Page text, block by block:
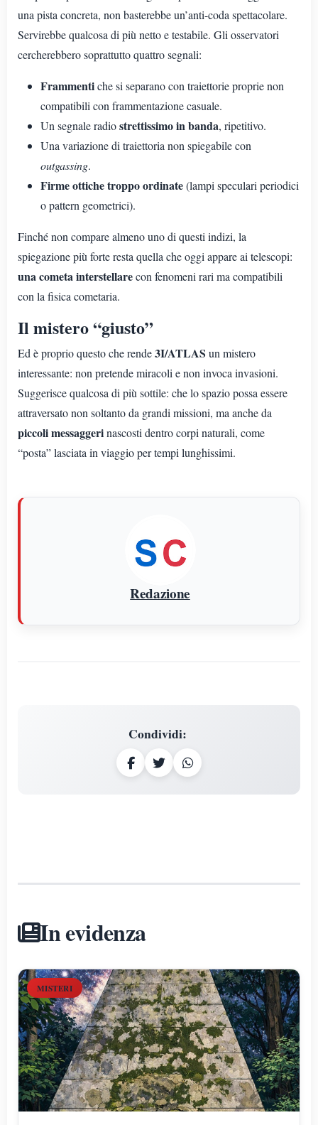
una pista concreta, non basterebbe un’anti-coda spettacolare.
Servirebbe qualcosa di più netto e testabile. Gli osservatori
cercherebbero soprattutto quattro segnali:
Frammentiche si separano con traiettorie proprie non
compatibili con frammentazione casuale.
Un segnale radiostrettissimo in banda, ripetitivo.
Una variazione di traiettoria non spiegabile con
outgassing.
Firme ottiche troppo ordinate(lampi speculari periodici
o pattern geometrici).
Finché non compare almeno uno di questi indizi, la
spiegazione più forte resta quella che oggi appare ai telescopi:
una cometa interstellarecon fenomeni rari ma compatibili
con la fisica cometaria.
Il mistero “giusto”
Ed è proprio questo che rende3I/ATLAS un mistero
interessante: non pretende miracoli e non invoca invasioni.
Suggerisce qualcosa di più sottile: che lo spazio possa essere
attraversato non soltanto da grandi missioni, ma anche da
piccoli messaggerinascosti dentro corpi naturali, come
“posta” lasciata in viaggio per tempi lunghissimi.
Redazione
Condividi:
In evidenza
MISTERI